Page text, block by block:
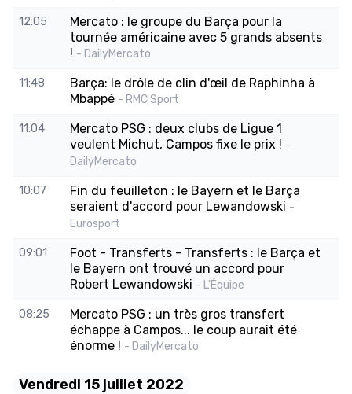
12:05
Mercato : le groupe du Barça pour la
tournée américaine avec 5 grands absents
! - DailyMercato
11:48
Barça: le drôle de clin d'œil de Raphinha à
Mbappé - RMC Sport
11:04
Mercato PSG : deux clubs de Ligue 1
veulent Michut, Campos fixe le prix ! -
DailyMercato
10:07
Fin du feuilleton : le Bayern et le Barça
seraient d'accord pour Lewandowski -
Eurosport
09:01
Foot - Transferts - Transferts : le Barça et
le Bayern ont trouvé un accord pour
Robert Lewandowski - L'Équipe
08:25
Mercato PSG : un très gros transfert
échappe à Campos... le coup aurait été
énorme ! - DailyMercato
Vendredi 15 juillet 2022